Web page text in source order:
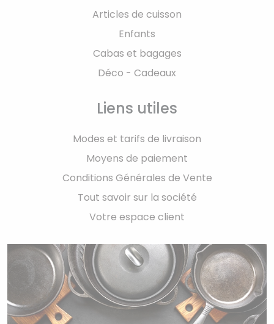
Articles de cuisson
Enfants
Cabas et bagages
Déco - Cadeaux
Liens utiles
Modes et tarifs de livraison
Moyens de paiement
Conditions Générales de Vente
Tout savoir sur la société
Votre espace client